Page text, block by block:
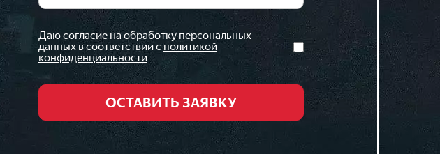
Даю согласие на обработку персональных
данных в соответствии сполитикой
конфиденциальности